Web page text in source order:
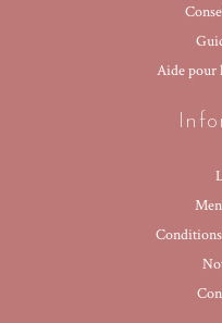
Aide pour
Conditions